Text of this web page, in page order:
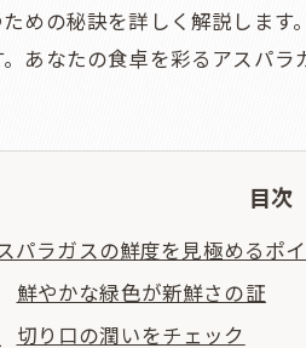
めの秘訣を詳しく解説しま
あなたの食卓を彩るアスパ
目次
パラガスの鮮度を見極めるポ
鮮やかな緑色が新鮮さの証
切り口の潤いをチェック